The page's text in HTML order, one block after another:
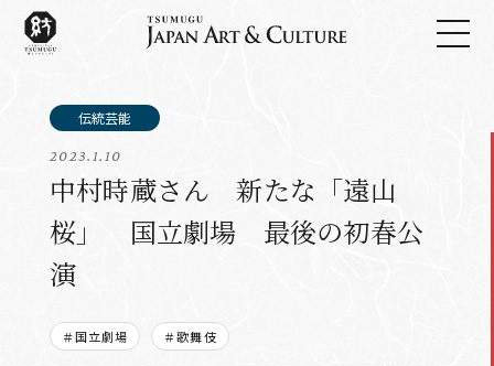
2023.1.10
中村時蔵さん 新たな「遠山
桜」 国立劇場 最後の初春公
演
＃国立劇場 ＃歌舞伎